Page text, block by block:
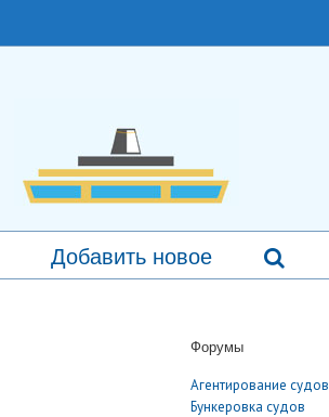
Добавить новое
Форумы
Агентирование судов
Бункеровка судов